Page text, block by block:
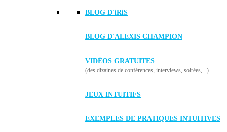
BLOG D'iRiS
BLOG D'ALEXIS CHAMPION
VIDÉOS GRATUITES
(des dizaines de conférences, interviews, soirées,...)
JEUX INTUITIFS
EXEMPLES DE PRATIQUES INTUITIVES